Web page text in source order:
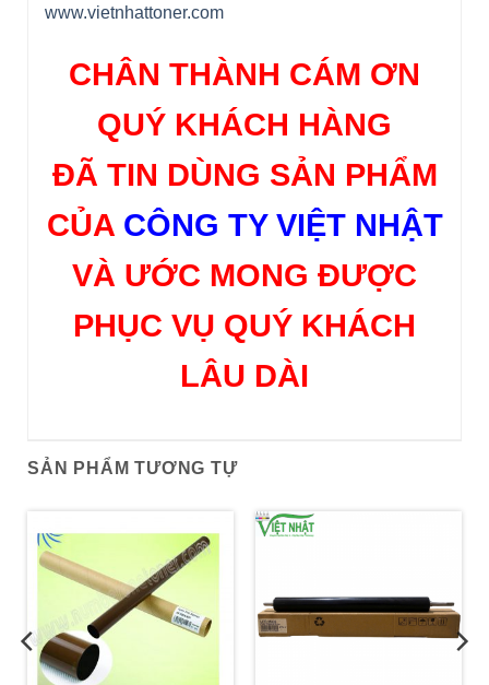
www.vietnhattoner.com
CHÂN THÀNH CÁM ƠN
QUÝ KHÁCH HÀNG
ĐÃ TIN DÙNG SẢN PHẨM
CỦA CÔNG TY VIỆT NHẬT
VÀ ƯỚC MONG ĐƯỢC
PHỤC VỤ QUÝ KHÁCH
LÂU DÀI
SẢN PHẨM TƯƠNG TỰ